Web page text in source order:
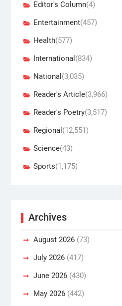
Editor's Column(4)
Entertainment(457)
Health(577)
International (834)
National (3,035)
Reader's Article(3,966)
Reader's Poetry(3,517)
Regional (12,551)
Science(43)
Sports(1,175)
Archives
August 2026(73)
July 2026(417)
June 2026(430)
May 2026(442)